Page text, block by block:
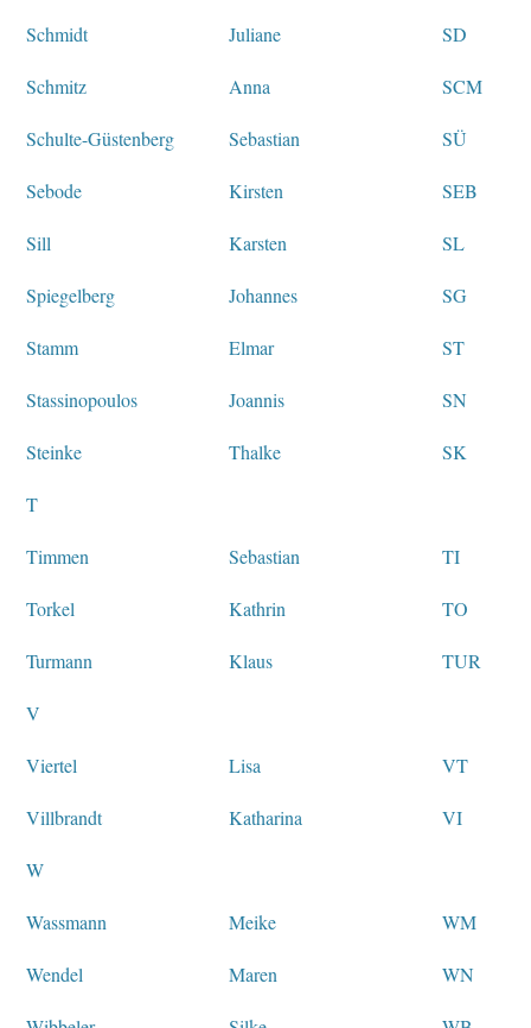
Schmidt Juliane SD
Schmitz Anna SCM
Schulte-Güstenberg Sebastian SÜ
Sebode Kirsten SEB
Sill Karsten SL
Spiegelberg Johannes SG
Stamm Elmar ST
Stassinopoulos Joannis SN
Steinke Thalke SK
T
Timmen Sebastian TI
Torkel Kathrin TO
Turmann Klaus TUR
V
Viertel Lisa VT
Villbrandt Katharina VI
W
Wassmann Meike WM
Wendel Maren WN